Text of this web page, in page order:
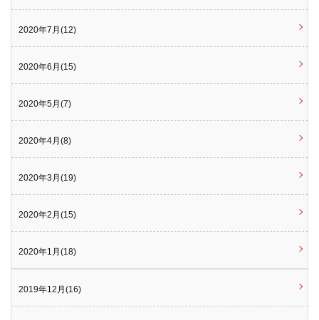
2020年7月(12)
2020年6月(15)
2020年5月(7)
2020年4月(8)
2020年3月(19)
2020年2月(15)
2020年1月(18)
2019年12月(16)